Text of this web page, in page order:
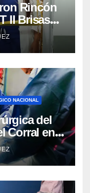
Rincón
II Brisas
NACIONAL
del
Corral en